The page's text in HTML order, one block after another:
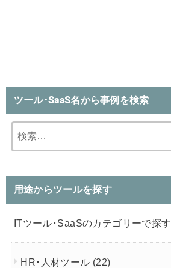
ツール･SaaS名から事例を検索
索:
用途からツールを探す
ITツール･SaaSのカテゴリーで探す
HR･人材ツール (22)